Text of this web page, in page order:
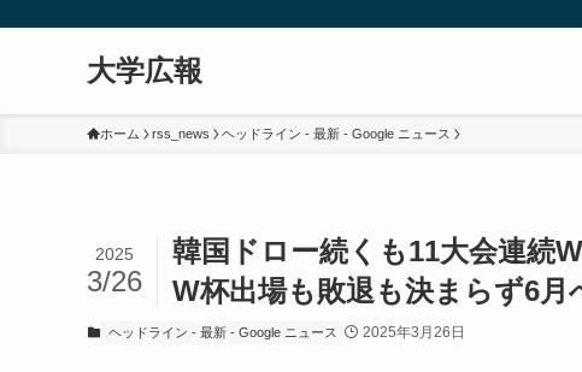
大学広報
ホーム rss_news ヘッドライン - 最新 - Google ニュース
韓国ドロー続くも11大会連続
W杯出場も敗退も決まらず6月
2025
3/26
ヘッドライン - 最新 - Google ニュース 2025年3月26日